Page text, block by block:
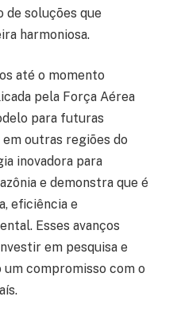
de soluções que
harmoniosa.
até o momento
pela Força Aérea
para futuras
outras regiões do
inovadora para
e demonstra que é
eficiência e
Esses avanços
em pesquisa e
compromisso com o